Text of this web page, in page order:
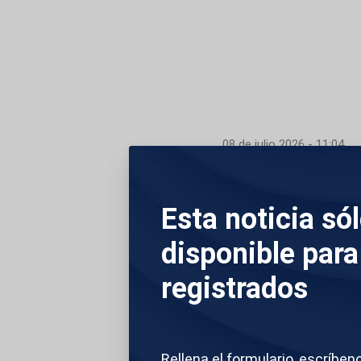
Esta noticia
disponible
registrados
08 de julio 2026 - 11:04
La capital de
la mañana, lo que
menos dos
ataques en la
edificio no